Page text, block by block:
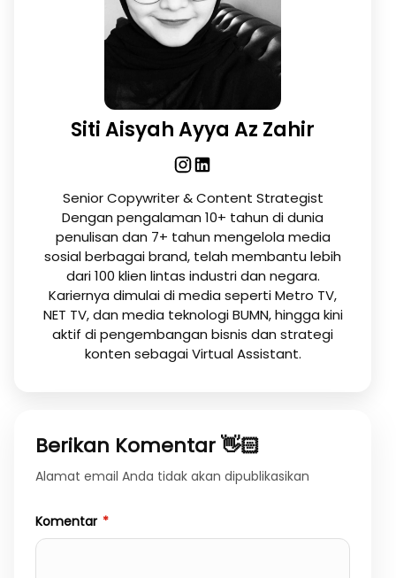
Siti Aisyah Ayya Az Zahir
Senior Copywriter & Content Strategist
Dengan pengalaman 10+ tahun di dunia
penulisan dan 7+ tahun mengelola media
sosial berbagai brand, telah membantu lebih
dari 100 klien lintas industri dan negara.
Kariernya dimulai di media seperti Metro TV,
NET TV, dan media teknologi BUMN, hingga kini
aktif di pengembangan bisnis dan strategi
konten sebagai Virtual Assistant.
Berikan Komentar 👋🏻
Alamat email Anda tidak akan dipublikasikan
Komentar *